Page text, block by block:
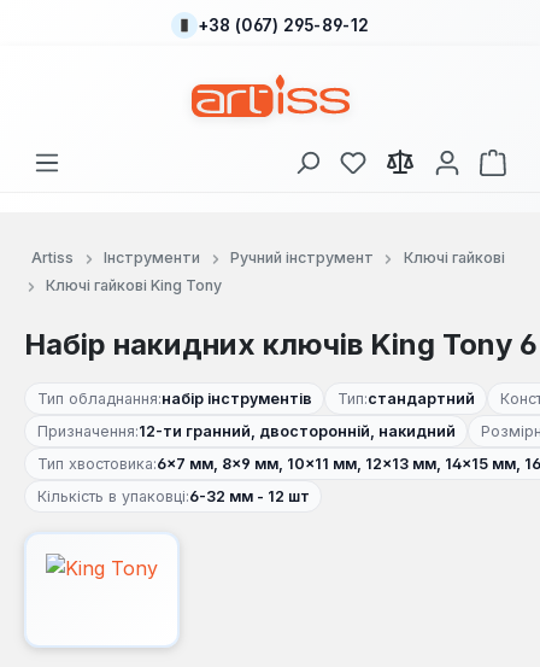
Перейти до основного вмісту
+38 (067) 295-89-12
У вас є 0 у списку
Artiss Інструменти Ручний інструмент
Ключі гайкові
Ключі гайкові King Tony
Набір накидних ключів King Tony
Тип обладнання:набір інструментів Тип:стандартний
Призначення:12-ти гранний, двосторонній, накидний
Тип хвостовика:6×7 мм, 8×9 мм, 10×11 мм, 12×13 мм, 14×15 мм,
Кількість в упаковці:6-32 мм - 12 шт